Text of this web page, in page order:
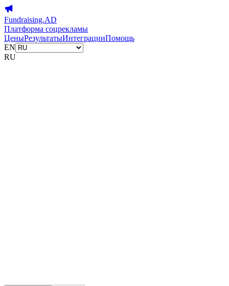
Fundraising.AD
Платформа соцрекламы
ЦеныРезультатыИнтеграцииПомощь
EN
RU